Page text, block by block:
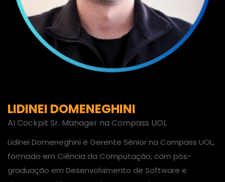
LIDINEI DOMENEGHINI
AI Cockpit Sr. Manager na Compass UOL
Lidinei Domeneghini é Gerente Sênior na Compass UOL,
formado em Ciência da Computação, com pós-
graduação em Desenvolvimento de Software e